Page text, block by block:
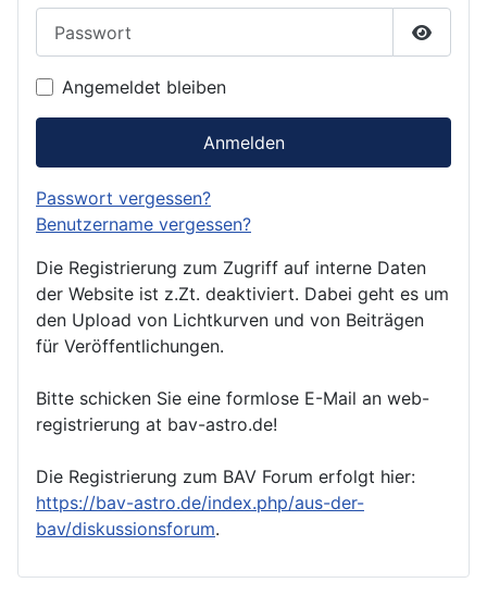
Angemeldet bleiben
Anmelden
Passwort vergessen?
Benutzername vergessen?
Die Registrierung zum Zugriff auf interne Daten
der Website ist z.Zt. deaktiviert. Dabei geht es um
den Upload von Lichtkurven und von Beiträgen
für Veröffentlichungen.
Bitte schicken Sie eine formlose E-Mail an web-
registrierung at bav-astro.de!
Die Registrierung zum BAV Forum erfolgt hier:
https://bav-astro.de/index.php/aus-der-
bav/diskussionsforum.